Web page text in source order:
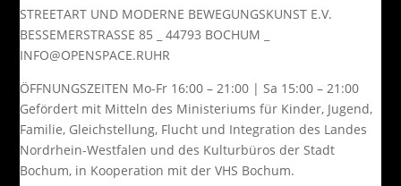
STREETART UND MODERNE BEWEGUNGSKUNST E.V.
BESSEMERSTRASSE 85 _ 44793 BOCHUM _
INFO@OPENSPACE.RUHR
ÖFFNUNGSZEITEN Mo-Fr 16:00 – 21:00 | Sa 15:00 – 21:00
Gefördert mit Mitteln des Ministeriums für Kinder, Jugend,
Familie, Gleichstellung, Flucht und Integration des Landes
Nordrhein-Westfalen und des Kulturbüros der Stadt
Bochum, in Kooperation mit der VHS Bochum.